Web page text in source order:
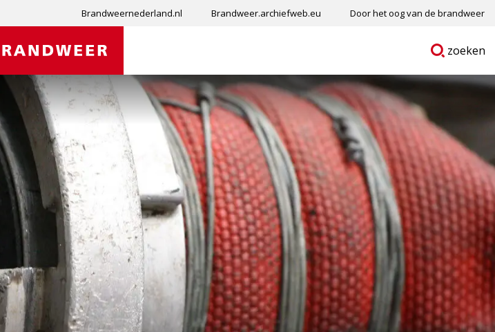
Brandweernederland.nl Brandweer.archiefweb.eu Door het oog van de brandweer
Brandweer
Ga
zoeken